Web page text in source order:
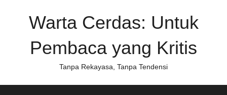
Warta Cerdas: Untuk
Pembaca yang Kritis
Tanpa Rekayasa, Tanpa Tendensi